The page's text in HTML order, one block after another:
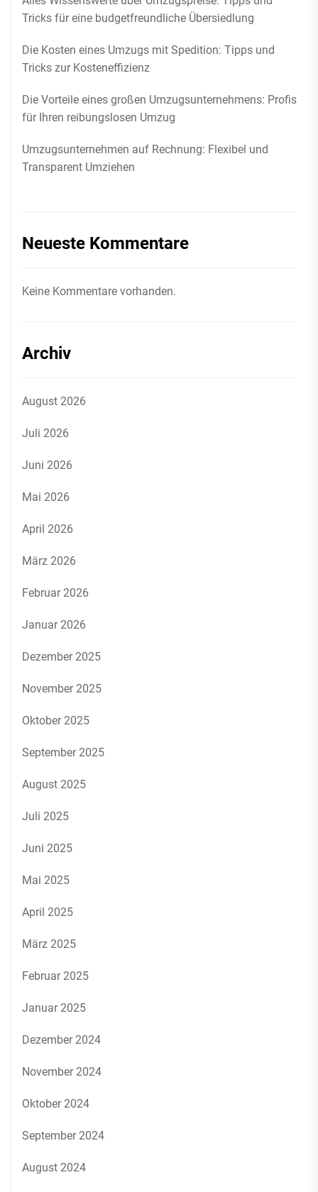
Tricks für eine budgetfreundliche Übersiedlung
Die Kosten eines Umzugs mit Spedition: Tipps und
Tricks zur Kosteneffizienz
Die Vorteile eines großen Umzugsunternehmens: Profis
für Ihren reibungslosen Umzug
Umzugsunternehmen auf Rechnung: Flexibel und
Transparent Umziehen
Neueste Kommentare
Keine Kommentare vorhanden.
Archiv
August 2026
Juli 2026
Juni 2026
Mai 2026
April 2026
März 2026
Februar 2026
Januar 2026
Dezember 2025
November 2025
Oktober 2025
September 2025
August 2025
Juli 2025
Juni 2025
Mai 2025
April 2025
März 2025
Februar 2025
Januar 2025
Dezember 2024
November 2024
Oktober 2024
September 2024
August 2024